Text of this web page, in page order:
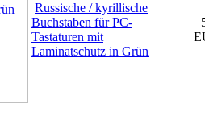
Russische / kyrillische
Buchstaben für PC-
Tastaturen mit
Laminatschutz in Grün